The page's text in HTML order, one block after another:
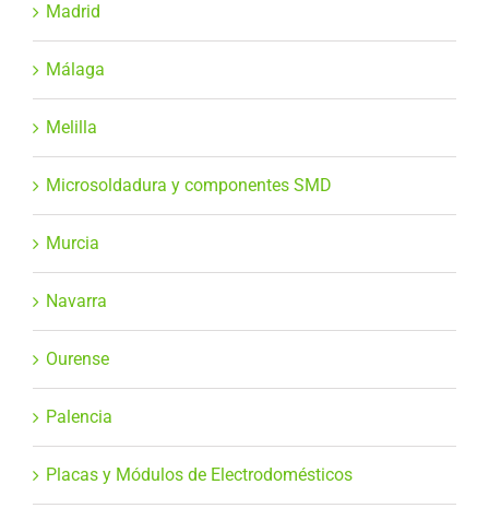
Madrid
Málaga
Melilla
Microsoldadura y componentes SMD
Murcia
Navarra
Ourense
Palencia
Placas y Módulos de Electrodomésticos